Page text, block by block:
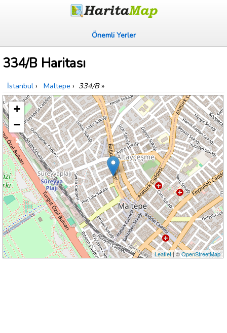
Önemli Yerler
334/B Haritası
İstanbul › Maltepe › 334/B»
+
−
Leaflet| ©OpenStreetMap